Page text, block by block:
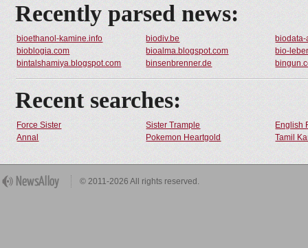
Recently parsed news:
bioethanol-kamine.info biodiv.be
bioblogia.com
bioalma.blogspot.com
bio-
bintalshamiya.blogspot.com
binsenbrenner.de
Recent searches:
Force Sister Sister Trample
English
Annal
Pokemon Heartgold Tamil
© 2011-2026 All rights reserved.